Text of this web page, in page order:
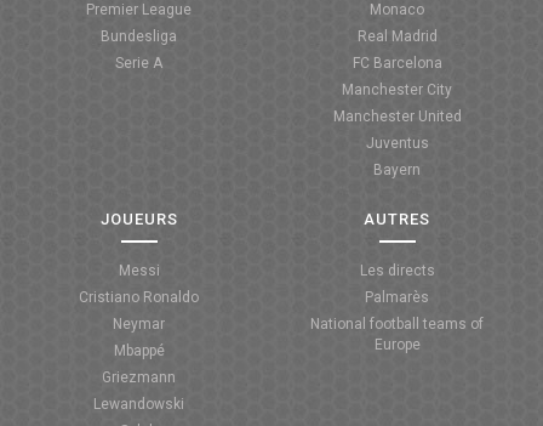
COUPE DE FRANCE
COUPE DE LA LIGUE
Premier League
Bundesliga
Serie A
Monaco
Real Madrid
FC Barcelona
Manchester City
Manchester United
Juventus
Bayern
JOUEURS
Messi
Cristiano Ronaldo
Neymar
Mbappé
Griezmann
Lewandowski
AUTRES
Les directs
Palmarès
National football teams of
Europe